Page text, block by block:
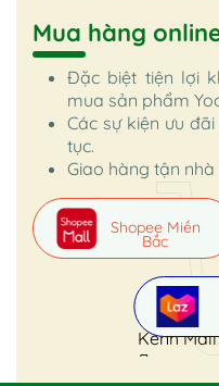
Mua hàng
Đặc biệt tiện lợi
mua sản phẩm
Các sự kiện ưu
tục.
Giao hàng tận
Kênh
Shopee Miền
Bắc